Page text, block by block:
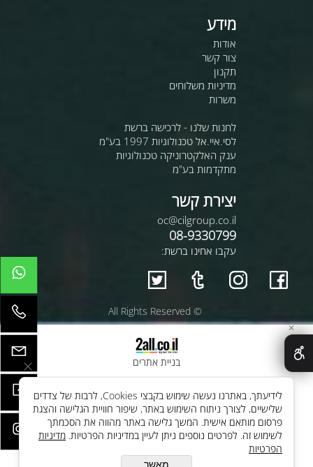
מידע
אודות
צור קשר
תקנון
מדיניות משלוחים
משרות
לחנות שלנו - לרכישה ברשת
לסי.איי.אל טכנולוגיות 1997 בע"מ
ענק האלקטרוניקה טכנולוגיות
מתקדמות בע"מ
יצירת קשר
oc@cilgroup.co.il
08-9330799
עקבו אחינו ברשת:
© All Rights Reserved
בניית אתרים
✕
לידיעתך, באתרנו נעשה שימוש בקבצי Cookies, לרבות של צדדים
שלישיים, לצורך ניתוח השימוש באתר, שיפור חוויית הגלישה והצגת
פרסום מותאם אישית. המשך גלישה באתר מהווה את הסכמתך
לשימוש זה. לפרטים נוספים ניתן לעיין במדיניות הפרטיות. מדיניות
הפרטיות
מאשר